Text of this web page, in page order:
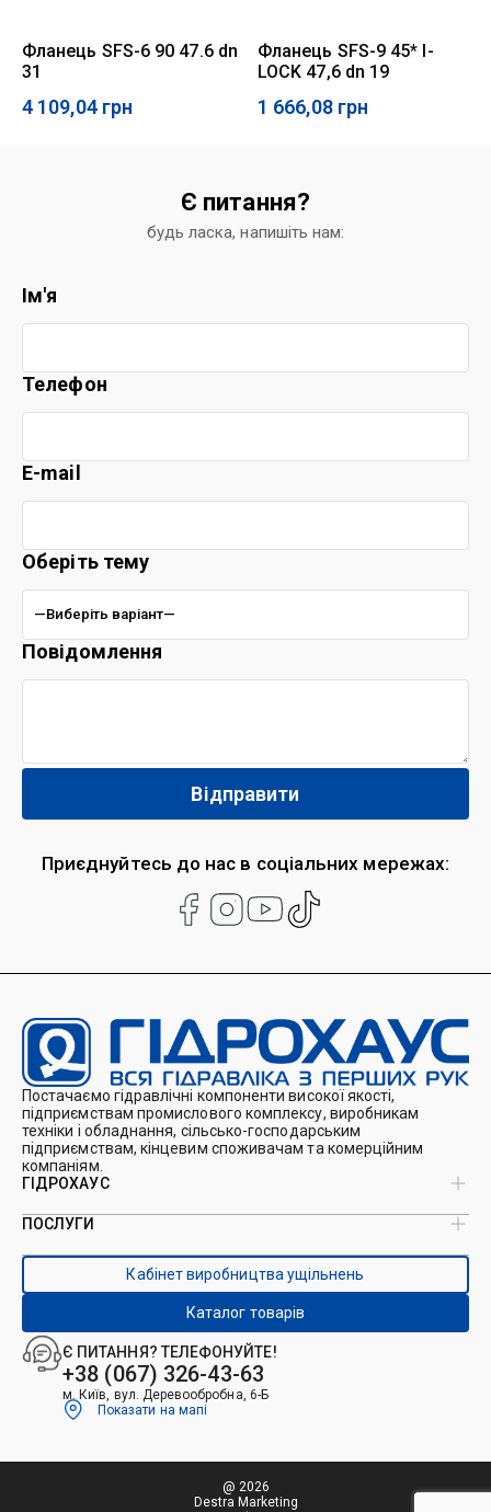
Фланець SFS-6 90 47.6 dn
31
4 109,04 грн
Фланець SFS-9 45* I-
LOCK 47,6 dn 19
1 666,08 грн
Є питання?
будь ласка, напишіть нам:
Приєднуйтесь до нас в соціальних мережах:
Ім'я
Телефон
E-mail
Оберіть тему
Повідомлення
Постачаємо гідравлічні компоненти високої якості,
підприємствам промислового комплексу, виробникам
техніки і обладнання, сільсько-господарським
підприємствам, кінцевим споживачам та комерційним
компаніям.
Є ПИТАННЯ? ТЕЛЕФОНУЙТЕ!
+38 (067) 326-43-63
м. Київ, вул. Деревообробна, 6-Б
Показати на мапі
ГІДРОХАУС
Про нас
Каталоги
Контакти
ПОСЛУГИ
Виробництво ущільнень
Виробництво гідроциліндрів
Ремонт гідроциліндрів
Ремонт і виготовлення РВТ
Ремонт техніки
Гідрофікація авто
Кабінет виробництва ущільнень
Каталог товарів
@ 2026
Destra Marketing